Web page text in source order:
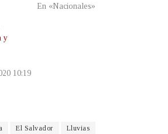
En «Nacionales»
y
10:19
El Salvador Lluvias